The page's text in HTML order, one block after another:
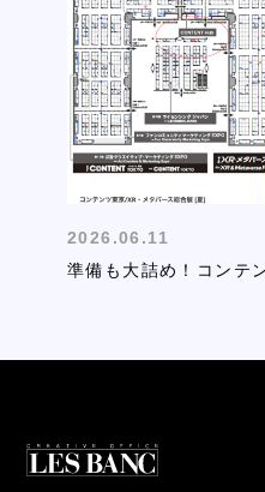
2026.06.11
準備も大詰め！コンテ